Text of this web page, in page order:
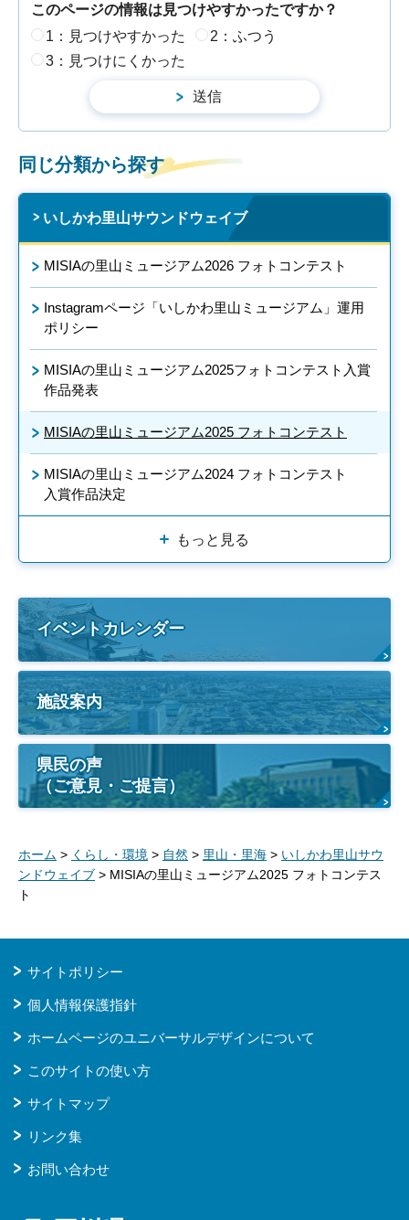
このページの情報は見つけやすかったですか？
1：見つけやすかった
2：ふつう
3：見つけにくかった
同じ分類から探す
いしかわ里山サウンドウェイブ
MISIAの里山ミュージアム2026 フォトコンテスト
Instagramページ「いしかわ里山ミュージアム」運用
ポリシー
MISIAの里山ミュージアム2025フォトコンテスト入賞
作品発表
MISIAの里山ミュージアム2025 フォトコンテスト
MISIAの里山ミュージアム2024 フォトコンテスト
入賞作品決定
もっと見る
イベントカレンダー
施設案内
県民の声
（ご意見・ご提言）
ホーム > くらし・環境 > 自然 > 里山・里海 > いしかわ里山サウ
ンドウェイブ > MISIAの里山ミュージアム2025 フォトコンテス
ト
サイトポリシー
個人情報保護指針
ホームページのユニバーサルデザインについて
このサイトの使い方
サイトマップ
リンク集
お問い合わせ